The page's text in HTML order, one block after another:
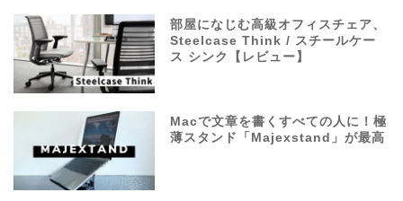
部屋になじむ高級オフィスチェア、
Steelcase Think / スチールケー
ス シンク【レビュー】
Macで文章を書くすべての人に！極
薄スタンド「Majexstand」が最高